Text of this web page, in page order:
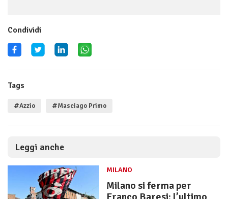
Condividi
Tags
#Azzio #Masciago Primo
Leggi anche
MILANO
Milano si ferma per